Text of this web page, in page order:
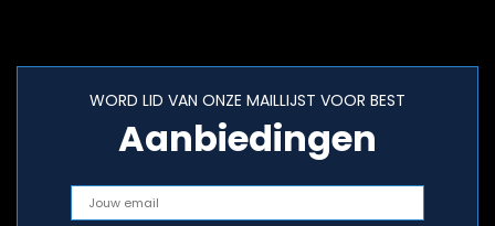
WORD LID VAN ONZE MAILLIJST VOOR BEST
Aanbiedingen